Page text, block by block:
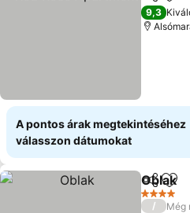
9,3
A pontos árak megtekintéséhez
válasszon dátumokat
Oblak
4 Kategória
/
Még